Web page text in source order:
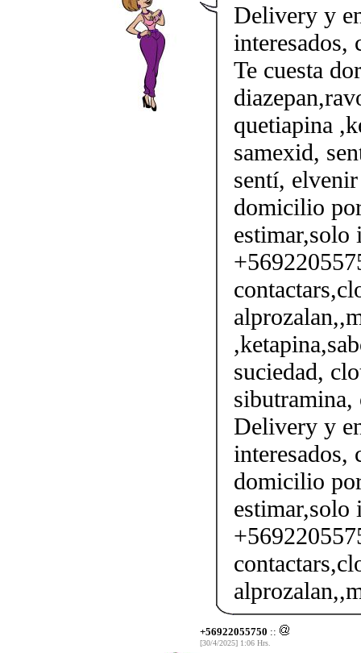
Delivery y
interesados,
Te cuesta
quetiapina
samexid,
sentí,
domicilio
estimar,solo
suciedad,
Delivery y
interesados,
domicilio
estimar,solo
+56922055750 ::
[30/4/2025] 1:06 Hrs.